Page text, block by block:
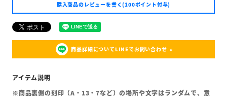
購入商品のレビューを書く(100ポイント付与)
商品詳細についてLINEでお問い合わせ
※商品裏側の刻印（A・13・7など）の場所や文字はランダムで、意